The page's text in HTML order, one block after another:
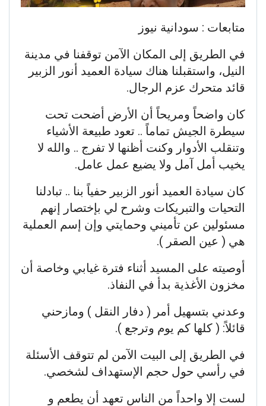
متابعات : سودانية نيوز
في الطريق إلى المكان الآمن توقفنا في مدينة
النيل، واستقبلنا هناك سيادة العميد أنور الزبير
قائد متحرك عزم الرجال.
كان واضحاً ومريحاً أن الأرض أضحت تحت
سيطرة الجيش تماماً .. تعود طبيعة الأشياء
وتنقلب الأدوار وكنت أظنها لا تفرج .. والله لا
يخيب أمل آمل ولا يضيع عمل عامل.
كان سيادة العميد أنور الزبير حفياً بنا .. تبادلنا
التحيات والتبريكات وشرح لي بإختصار إنهم
مسئولين عن تأميني وحمايتي وإن إسم العملية
هي ( عين الصقر ).
أوصيته على المسيد أثناء فترة غيابي وخاصة أن
مخزون الأغذية بدأ في النفاذ.
وعدني بتسهيل أمر ( دفار النقل ) ومازحني
قائلاً: ( كلها كم يوم وترجع ).
في الطريق إلى البيت الآمن لم تتوقف الأسئلة
في رأسي حول حجم الإستهداف لشخصي.
لست إلا واحداً من الناس تعهد أن يطعم و